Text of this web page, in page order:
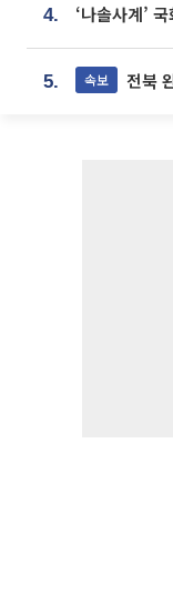
4.
5. 속보 전북